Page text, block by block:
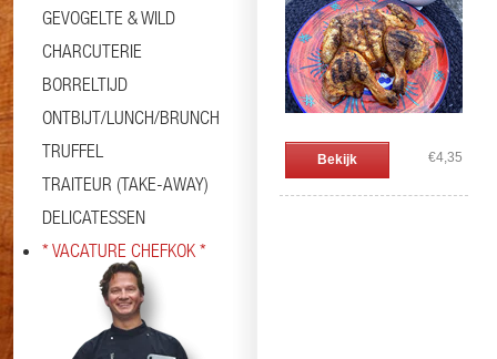
GEVOGELTE & WILD
CHARCUTERIE
BORRELTIJD
ONTBIJT/LUNCH/BRUNCH
TRUFFEL
TRAITEUR (TAKE-AWAY)
DELICATESSEN
* VACATURE CHEFKOK *
Bekijk €4,35